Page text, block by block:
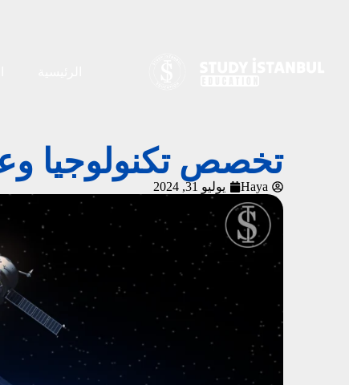
تخصص تكنولوجيا
Haya يوليو 31, 2024